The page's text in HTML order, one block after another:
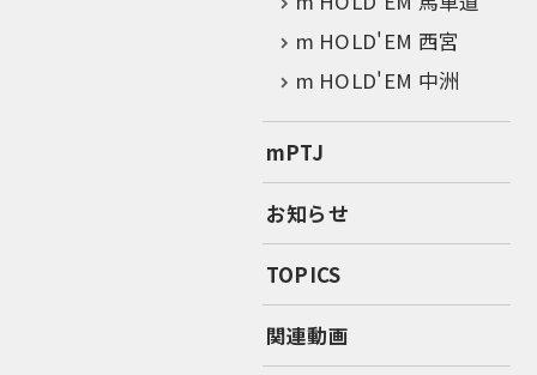
m HOLD'EM 西宮
m HOLD'EM 中洲
mPTJ
お知らせ
TOPICS
関連動画